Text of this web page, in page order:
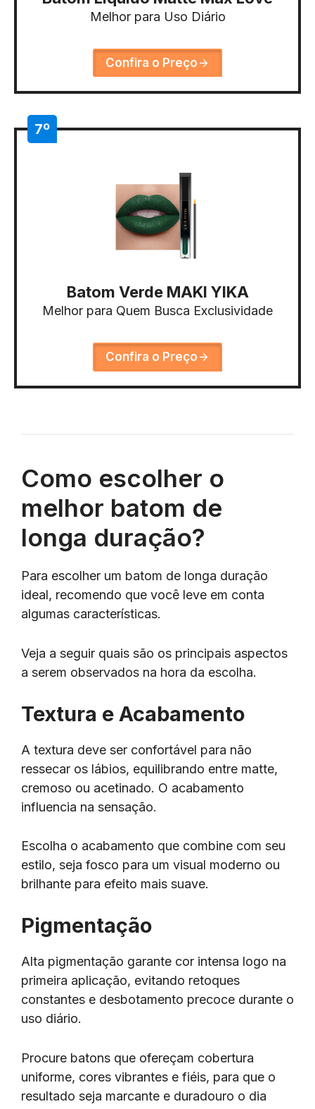
Melhor para Uso Diário
Confira o Preço
7º
Batom Verde MAKI YIKA
Melhor para Quem Busca Exclusividade
Confira o Preço
Como escolher o
melhor batom de
longa duração?
Para escolher um batom de longa duração
ideal, recomendo que você leve em conta
algumas características.
Veja a seguir quais são os principais aspectos
a serem observados na hora da escolha.
Textura e Acabamento
A textura deve ser confortável para não
ressecar os lábios, equilibrando entre matte,
cremoso ou acetinado. O acabamento
influencia na sensação.
Escolha o acabamento que combine com seu
estilo, seja fosco para um visual moderno ou
brilhante para efeito mais suave.
Pigmentação
Alta pigmentação garante cor intensa logo na
primeira aplicação, evitando retoques
constantes e desbotamento precoce durante o
uso diário.
Procure batons que ofereçam cobertura
uniforme, cores vibrantes e fiéis, para que o
resultado seja marcante e duradouro o dia